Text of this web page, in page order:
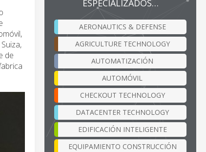
de
ESPECIALIZADOS…
AERONAUTICS & DEFENSE
AGRICULTURE TECHNOLOGY
AUTOMATIZACIÓN
AUTOMÓVIL
CHECKOUT TECHNOLOGY
DATACENTER TECHNOLOGY
EDIFICACIÓN INTELIGENTE
EQUIPAMIENTO CONSTRUCCIÓN